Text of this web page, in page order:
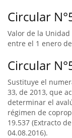
Circular
Valor de la
entre el 1 enero
Circular
Sustituye el
33, de 2013, que
determinar el
régimen de
19.537 (Extracto
04.08.2016).